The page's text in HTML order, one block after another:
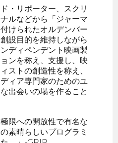
・リポーター、スクリ
ルなどから「ジャーマ
けられたオルデンバー
設目的を維持しながら
ディペンデント映画製
ンを称え、支援し、映
ストの創造性を称え、
ィア専門家のためのユ
出会いの場を作ること
限への開放性で有名な
素晴らしいプログラミ